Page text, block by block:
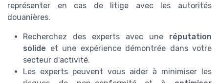
représenter en cas de litige avec les autorités
douanières.
Recherchez des experts avec une réputation
solide et une expérience démontrée dans votre
secteur d'activité.
Les experts peuvent vous aider à minimiser les